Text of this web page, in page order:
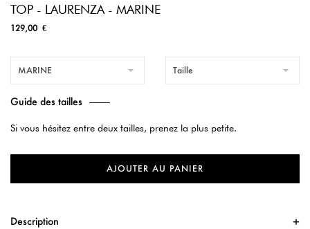
TOP - LAURENZA - MARINE
129,00 €
MARINE Taille
Guide des tailles
Si vous hésitez entre deux tailles, prenez la plus petite.
AJOUTER AU PANIER
Description